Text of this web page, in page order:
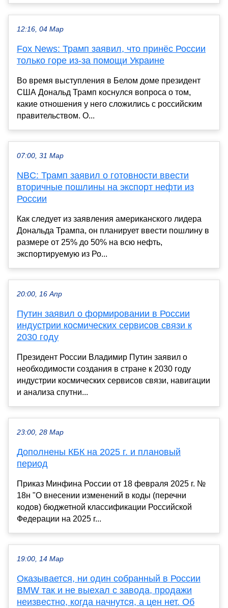
12:16, 04 Мар
Fox News: Трамп заявил, что принёс России
только горе из-за помощи Украине
Во время выступления в Белом доме президент
США Дональд Трамп коснулся вопроса о том,
какие отношения у него сложились с российским
правительством. О...
07:00, 31 Мар
NBC: Трамп заявил о готовности ввести
вторичные пошлины на экспорт нефти из
России
Как следует из заявления американского лидера
Дональда Трампа, он планирует ввести пошлину в
размере от 25% до 50% на всю нефть,
экспортируемую из Ро...
20:00, 16 Апр
Путин заявил о формировании в России
индустрии космических сервисов связи к
2030 году
Президент России Владимир Путин заявил о
необходимости создания в стране к 2030 году
индустрии космических сервисов связи, навигации
и анализа спутни...
23:00, 28 Мар
Дополнены КБК на 2025 г. и плановый
период
Приказ Минфина России от 18 февраля 2025 г. №
18н "О внесении изменений в коды (перечни
кодов) бюджетной классификации Российской
Федерации на 2025 г...
19:00, 14 Мар
Оказывается, ни один собранный в России
BMW так и не выехал с завода, продажи
неизвестно, когда начнутся, а цен нет. Об